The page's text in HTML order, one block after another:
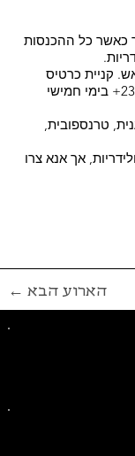
כאשר כל ההכנסות
מראש. קניית כרטיס
בכניסה תתאפשר לגילאי 21+ באמצע שבוע ו23+ בימי חמישי
טרנספובית,
אך אנא צרו
← הארוע הבא